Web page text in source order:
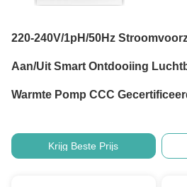
220-240V/1pH/50Hz
Aan/uit Smart Ontdooiing
Warmte Pomp CCC
Krijg Beste Prijs